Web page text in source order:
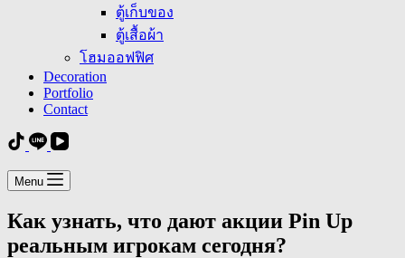
ตู้เก็บของ
ตู้เสื้อผ้า
โฮมออฟฟิศ
Decoration
Portfolio
Contact
Menu
Как узнать, что дают акции Pin Up
реальным игрокам сегодня?